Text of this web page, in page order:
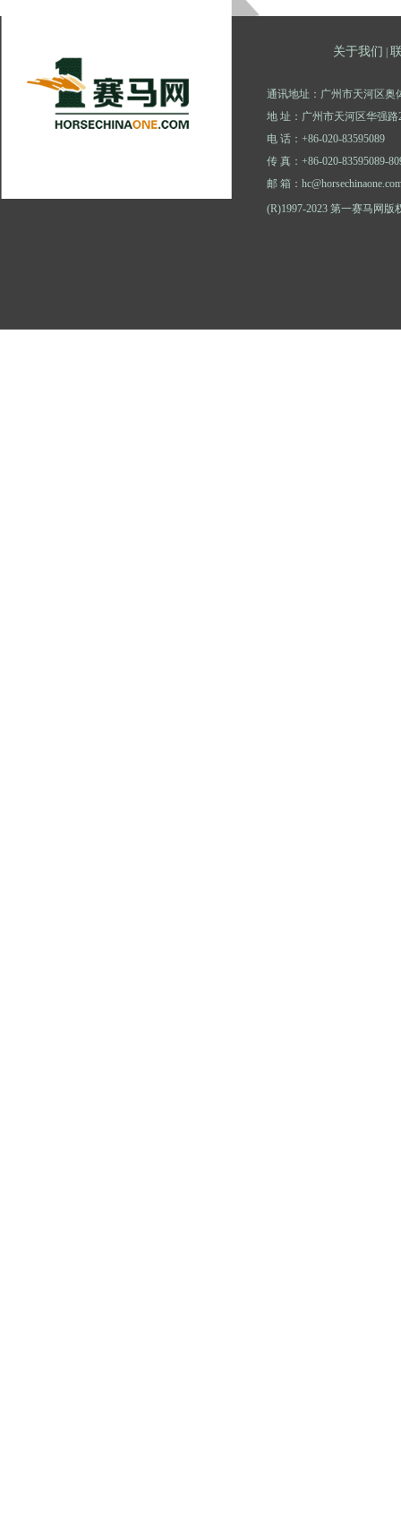
关于我们
通讯地址：广州市天河区奥
地 址：广州市天河区华强路
电 话：+86-020-83595089
传 真：+86-020-83595089-
邮 箱：
(R)1997-2023 第一赛马网版